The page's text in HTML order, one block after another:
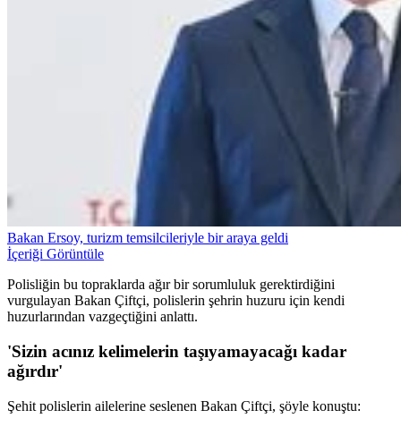
Bakan Ersoy, turizm temsilcileriyle bir araya geldi
İçeriği Görüntüle
Polisliğin bu topraklarda ağır bir sorumluluk gerektirdiğini
vurgulayan Bakan Çiftçi, polislerin şehrin huzuru için kendi
huzurlarından vazgeçtiğini anlattı.
'Sizin acınız kelimelerin taşıyamayacağı kadar
ağırdır'
Şehit polislerin ailelerine seslenen Bakan Çiftçi, şöyle konuştu: